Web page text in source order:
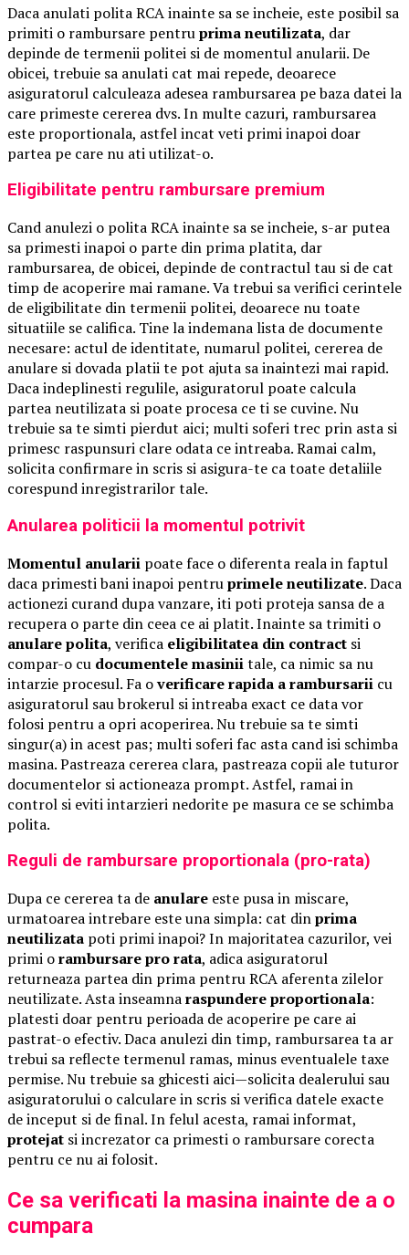
Daca anulati polita RCA inainte sa se incheie, este posibil sa
primiti o rambursare pentruprima neutilizata, dar
depinde de termenii politei si de momentul anularii. De
obicei, trebuie sa anulati cat mai repede, deoarece
asiguratorul calculeaza adesea rambursarea pe baza datei la
care primeste cererea dvs. In multe cazuri, rambursarea
este proportionala, astfel incat veti primi inapoi doar
partea pe care nu ati utilizat-o.
Eligibilitate pentru rambursare premium
Cand anulezi o polita RCA inainte sa se incheie, s-ar putea
sa primesti inapoi o parte din prima platita, dar
rambursarea, de obicei, depinde de contractul tau si de cat
timp de acoperire mai ramane. Va trebui sa verifici cerintele
de eligibilitate din termenii politei, deoarece nu toate
situatiile se califica. Tine la indemana lista de documente
necesare: actul de identitate, numarul politei, cererea de
anulare si dovada platii te pot ajuta sa inaintezi mai rapid.
Daca indeplinesti regulile, asiguratorul poate calcula
partea neutilizata si poate procesa ce ti se cuvine. Nu
trebuie sa te simti pierdut aici; multi soferi trec prin asta si
primesc raspunsuri clare odata ce intreaba. Ramai calm,
solicita confirmare in scris si asigura-te ca toate detaliile
corespund inregistrarilor tale.
Anularea politicii la momentul potrivit
Momentul anularii poate face o diferenta reala in faptul
daca primesti bani inapoi pentruprimele neutilizate. Daca
actionezi curand dupa vanzare, iti poti proteja sansa de a
recupera o parte din ceea ce ai platit. Inainte sa trimiti o
anulare polita, verifica eligibilitatea din contract si
compar-o cu documentele masiniitale, ca nimic sa nu
intarzie procesul. Fa overificare rapida a rambursarii cu
asiguratorul sau brokerul si intreaba exact ce data vor
folosi pentru a opri acoperirea. Nu trebuie sa te simti
singur(a) in acest pas; multi soferi fac asta cand isi schimba
masina. Pastreaza cererea clara, pastreaza copii ale tuturor
documentelor si actioneaza prompt. Astfel, ramai in
control si eviti intarzieri nedorite pe masura ce se schimba
polita.
Reguli de rambursare proportionala (pro-rata)
Dupa ce cererea ta de anulare este pusa in miscare,
urmatoarea intrebare este una simpla: cat dinprima
neutilizata poti primi inapoi? In majoritatea cazurilor, vei
primi orambursare pro rata, adica asiguratorul
returneaza partea din prima pentru RCA aferenta zilelor
neutilizate. Asta inseamnaraspundere proportionala:
platesti doar pentru perioada de acoperire pe care ai
pastrat-o efectiv. Daca anulezi din timp, rambursarea ta ar
trebui sa reflecte termenul ramas, minus eventualele taxe
permise. Nu trebuie sa ghicesti aici—solicita dealerului sau
asiguratorului o calculare in scris si verifica datele exacte
de inceput si de final. In felul acesta, ramai informat,
protejat si increzator ca primesti o rambursare corecta
pentru ce nu ai folosit.
Ce sa verificati la masina inainte de a o
cumpara